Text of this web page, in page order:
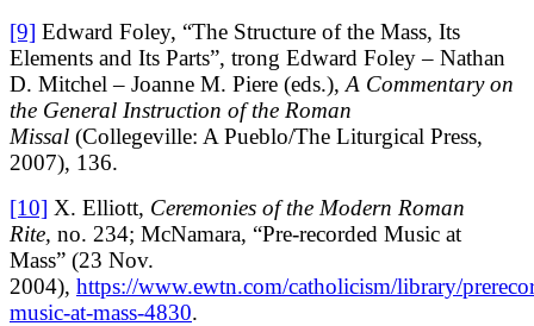
[9] Edward Foley, “The Structure of the Mass, Its
Elements and Its Parts”, trong Edward Foley – Nathan
D. Mitchel – Joanne M. Piere (eds.), A Commentary on
the General Instruction of the Roman
Missal (Collegeville: A Pueblo/The Liturgical Press,
2007), 136.
[10] X. Elliott, Ceremonies of the Modern Roman
Rite, no. 234; McNamara, “Pre-recorded Music at
Mass” (23 Nov.
2004), https://www.ewtn.com/catholicism/library/
music-at-mass-4830.